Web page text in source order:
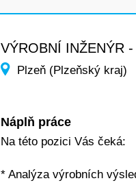
VÝROBNÍ INŽENÝR
Plzeň (Plzeňský kraj)
Náplň práce
Na této pozici Vás čeká:
* Analýza výrobních